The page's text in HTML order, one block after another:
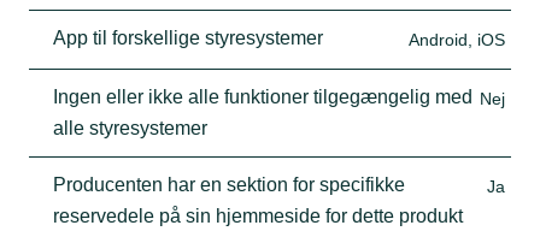
App til forskellige styresystemer Android, iOS
Ingen eller ikke alle funktioner tilgegængelig med
alle styresystemer
Nej
Producenten har en sektion for specifikke
reservedele på sin hjemmeside for dette produkt
Ja